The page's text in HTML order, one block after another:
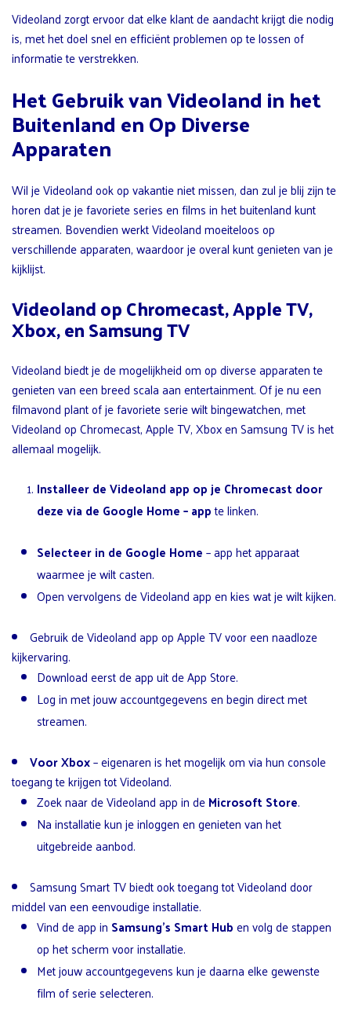
Videoland zorgt ervoor dat elke klant de aandacht krijgt die nodig
is, met het doel snel en efficiënt problemen op te lossen of
informatie te verstrekken.
Het Gebruik van Videoland in het
Buitenland en Op Diverse
Apparaten
Wil je Videoland ook op vakantie niet missen, dan zul je blij zijn te
horen dat je je favoriete series en films in het buitenland kunt
streamen. Bovendien werkt Videoland moeiteloos op
verschillende apparaten, waardoor je overal kunt genieten van je
kijklijst.
Videoland op Chromecast, Apple TV,
Xbox, en Samsung TV
Videoland biedt je de mogelijkheid om op diverse apparaten te
genieten van een breed scala aan entertainment. Of je nu een
filmavond plant of je favoriete serie wilt bingewatchen, met
Videoland op Chromecast, Apple TV, Xbox en Samsung TV is het
allemaal mogelijk.
Installeer de Videoland app op je Chromecast door
deze via de Google Home– appte linken.
Selecteer in de Google Home– app het apparaat
waarmee je wilt casten.
Open vervolgens de Videoland app en kies wat je wilt kijken.
Gebruik de Videoland app op Apple TV voor een naadloze
kijkervaring.
Download eerst de app uit de App Store.
Log in met jouw accountgegevens en begin direct met
streamen.
Voor Xbox– eigenaren is het mogelijk om via hun console
toegang te krijgen tot Videoland.
Zoek naar de Videoland app in deMicrosoft Store.
Na installatie kun je inloggen en genieten van het
uitgebreide aanbod.
Samsung Smart TV biedt ook toegang tot Videoland door
middel van een eenvoudige installatie.
Vind de app in Samsung’s Smart Huben volg de stappen
op het scherm voor installatie.
Met jouw accountgegevens kun je daarna elke gewenste
film of serie selecteren.